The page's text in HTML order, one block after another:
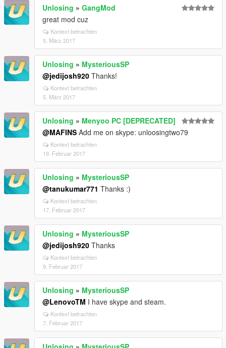
Unlosing » GangMod
great mod cuz
Kontext betrachten
5. März 2017
Unlosing » MysteriousSP
@jedijosh920 Thanks!
Kontext betrachten
5. März 2017
Unlosing » Menyoo PC [DEPRECATED]
@MAFINS Add me on skype: unloosingtwo79
Kontext betrachten
19. Februar 2017
Unlosing » MysteriousSP
@tanukumar771 Thanks :)
Kontext betrachten
17. Februar 2017
Unlosing » MysteriousSP
@jedijosh920 Thanks
Kontext betrachten
9. Februar 2017
Unlosing » MysteriousSP
@LenovoTM I have skype and steam.
Kontext betrachten
7. Februar 2017